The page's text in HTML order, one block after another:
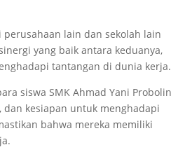
lain dan sekolah lain
yang baik antara keduanya,
tantangan di dunia kerja.
siswa SMK Ahmad Yani
kesiapan untuk menghadapi
bahwa mereka memiliki